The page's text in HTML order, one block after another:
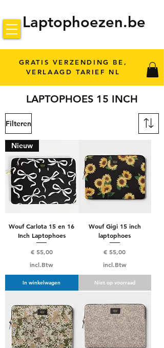
Laptophoezen.be
GRATIS VERZENDING BE,
VERLAAGD TARIEF NL
LAPTOPHOES 15 INCH
Filteren
Nieuw
Wouf Carlota 15 en 16
Inch Laptophoes
Prijs
€ 55,00
incl.Btw
In winkelwagen
Wouf Gigi 15 inch
laptophoes
Prijs
€ 55,00
incl.Btw
Niet op voorraad